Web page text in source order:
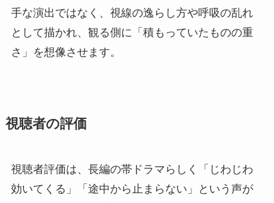
手な演出ではなく、視線の逸らし方や呼吸の乱れ
として描かれ、観る側に「積もっていたものの重
さ」を想像させます。
視聴者の評価
視聴者評価は、長編の帯ドラマらしく「じわじわ
効いてくる」「途中から止まらない」という声が